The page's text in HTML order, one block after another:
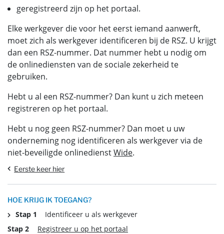
geregistreerd zijn op het portaal.
Elke werkgever die voor het eerst iemand aanwerft,
moet zich als werkgever identificeren bij de RSZ. U krijgt
dan een RSZ-nummer. Dat nummer hebt u nodig om
de onlinediensten van de sociale zekerheid te
gebruiken.
Hebt u al een RSZ-nummer? Dan kunt u zich meteen
registreren op het portaal.
Hebt u nog geen RSZ-nummer? Dan moet u uw
onderneming nog identificeren als werkgever via de
niet-beveiligde onlinedienstWide.
Eerste keer hier
HOE KRIJG IK TOEGANG?
Stap 1
Identificeer u als werkgever
Stap 2
Registreer u op het portaal